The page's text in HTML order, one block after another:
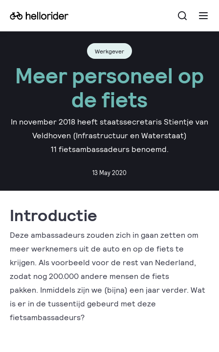
Go
to
Open
Werkgever
Meer personeel op
de fiets
In november 2018 heeft staatssecretaris Stientje van
Veldhoven (Infrastructuur en Waterstaat)
11 fietsambassadeurs benoemd.
13 May 2020
Introductie
Deze ambassadeurs zouden zich in gaan zetten om
meer werknemers uit de auto en op de fiets te
krijgen. Als voorbeeld voor de rest van Nederland,
zodat nog 200.000 andere mensen de fiets
pakken. Inmiddels zijn we (bijna) een jaar verder. Wat
is er in de tussentijd gebeurd met deze
fietsambassadeurs?